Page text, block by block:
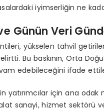
iyimserliğin ne
Günün Veri
yükselen tahvil
Bu baskının, Orta
edebileceğini ifade
yatırımcılar için ana
sanayi, hizmet sektörü